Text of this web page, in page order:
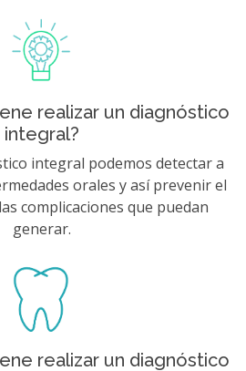
realizar un diagnóstico
integral?
integral podemos detectar a
orales y así prevenir el
complicaciones que puedan
generar.
realizar un diagnóstico